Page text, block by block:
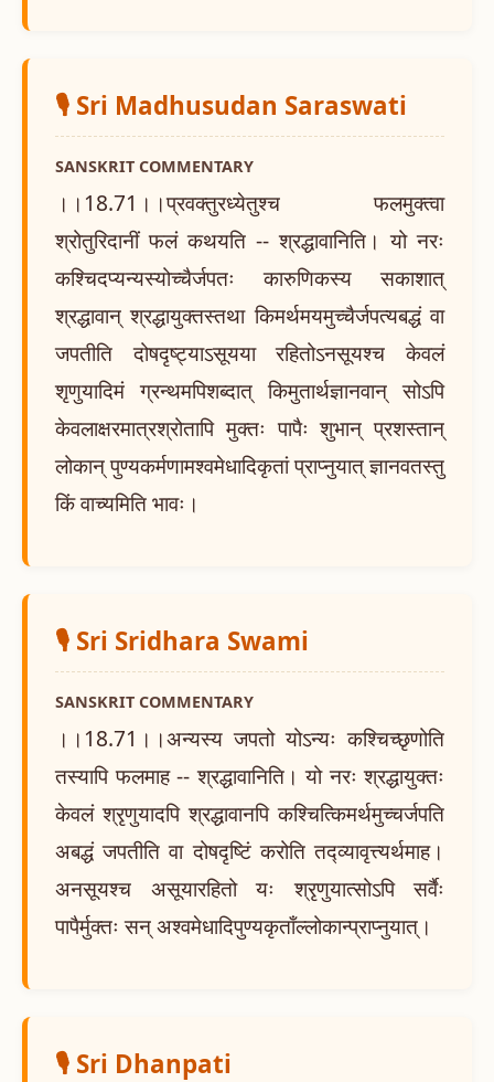
🎙️ Sri Madhusudan Saraswati
SANSKRIT COMMENTARY
।।18.71।।प्रवक्तुरध्येतुश्च फलमुक्त्वा
श्रोतुरिदानीं फलं कथयति -- श्रद्धावानिति। यो नरः
कश्चिदप्यन्यस्योच्चैर्जपतः कारुणिकस्य सकाशात्
श्रद्धावान् श्रद्धायुक्तस्तथा किमर्थमयमुच्चैर्जपत्यबद्धं वा
जपतीति दोषदृष्ट्याऽसूयया रहितोऽनसूयश्च केवलं
शृणुयादिमं ग्रन्थमपिशब्दात् किमुतार्थज्ञानवान् सोऽपि
केवलाक्षरमात्रश्रोतापि मुक्तः पापैः शुभान् प्रशस्तान्
लोकान् पुण्यकर्मणामश्वमेधादिकृतां प्राप्नुयात् ज्ञानवतस्तु
किं वाच्यमिति भावः।
🎙️ Sri Sridhara Swami
SANSKRIT COMMENTARY
।।18.71।।अन्यस्य जपतो योऽन्यः कश्चिच्छृणोति
तस्यापि फलमाह -- श्रद्धावानिति। यो नरः श्रद्धायुक्तः
केवलं श्रृणुयादपि श्रद्धावानपि कश्चित्किमर्थमुच्चर्जपति
अबद्धं जपतीति वा दोषदृष्टिं करोति तद्व्यावृत्त्यर्थमाह।
अनसूयश्च असूयारहितो यः श्रृणुयात्सोऽपि सर्वैः
पापैर्मुक्तः सन् अश्वमेधादिपुण्यकृताँल्लोकान्प्राप्नुयात्।
🎙️ Sri Dhanpati